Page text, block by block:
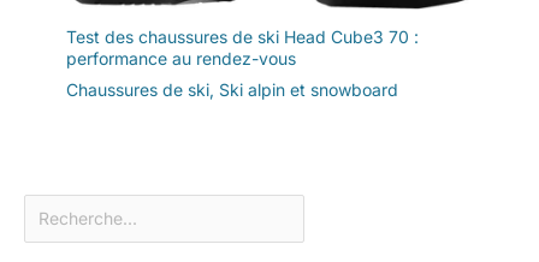
Test des chaussures de ski Head Cube3 70 :
performance au rendez-vous
Chaussures de ski, Ski alpin et snowboard